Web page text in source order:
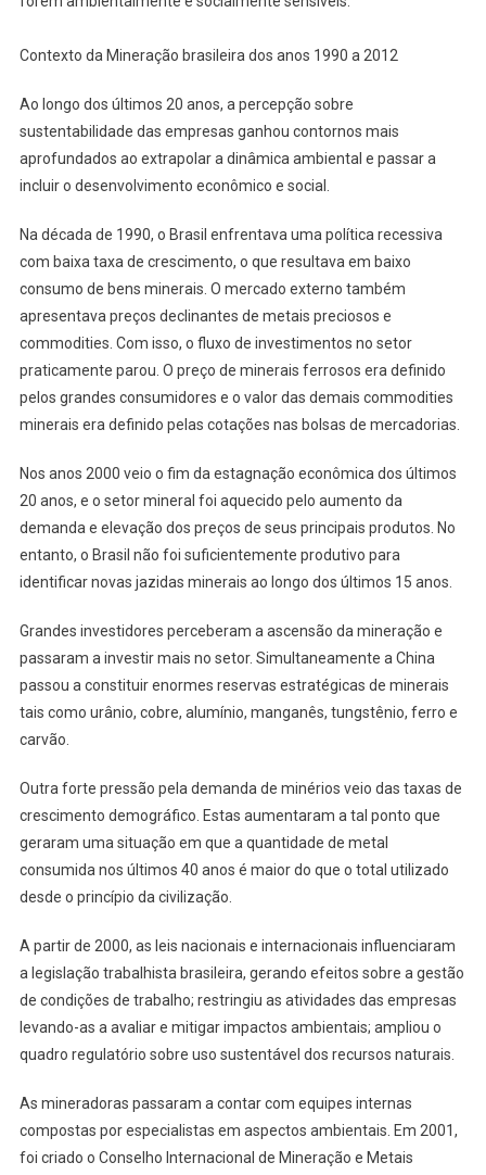
Contexto da Mineração brasileira dos anos 1990 a 2012
Ao longo dos últimos 20 anos, a percepção sobre
sustentabilidade das empresas ganhou contornos mais
aprofundados ao extrapolar a dinâmica ambiental e passar a
incluir o desenvolvimento econômico e social.
Na década de 1990, o Brasil enfrentava uma política recessiva
com baixa taxa de crescimento, o que resultava em baixo
consumo de bens minerais. O mercado externo também
apresentava preços declinantes de metais preciosos e
commodities. Com isso, o fluxo de investimentos no setor
praticamente parou. O preço de minerais ferrosos era definido
pelos grandes consumidores e o valor das demais commodities
minerais era definido pelas cotações nas bolsas de mercadorias.
Nos anos 2000 veio o fim da estagnação econômica dos últimos
20 anos, e o setor mineral foi aquecido pelo aumento da
demanda e elevação dos preços de seus principais produtos. No
entanto, o Brasil não foi suficientemente produtivo para
identificar novas jazidas minerais ao longo dos últimos 15 anos.
Grandes investidores perceberam a ascensão da mineração e
passaram a investir mais no setor. Simultaneamente a China
passou a constituir enormes reservas estratégicas de minerais
tais como urânio, cobre, alumínio, manganês, tungstênio, ferro e
carvão.
Outra forte pressão pela demanda de minérios veio das taxas de
crescimento demográfico. Estas aumentaram a tal ponto que
geraram uma situação em que a quantidade de metal
consumida nos últimos 40 anos é maior do que o total utilizado
desde o princípio da civilização.
A partir de 2000, as leis nacionais e internacionais influenciaram
a legislação trabalhista brasileira, gerando efeitos sobre a gestão
de condições de trabalho; restringiu as atividades das empresas
levando-as a avaliar e mitigar impactos ambientais; ampliou o
quadro regulatório sobre uso sustentável dos recursos naturais.
As mineradoras passaram a contar com equipes internas
compostas por especialistas em aspectos ambientais. Em 2001,
foi criado o Conselho Internacional de Mineração e Metais